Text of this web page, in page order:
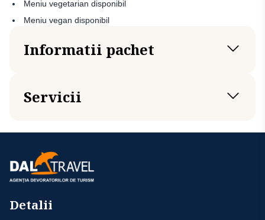
Meniu vegetarian disponibil
Meniu vegan disponibil
Informatii pachet
Avion Sibiu (SBZ) - Larnaca (LCA)
Tipuri de camere
Camera dubla superior cu vedere la mare
Servicii
Transport cu avionul
1 bagaj de cala si 1 bagaj de mana/ persoana
Transfer aeroport - hotel - aeroport
Detalii